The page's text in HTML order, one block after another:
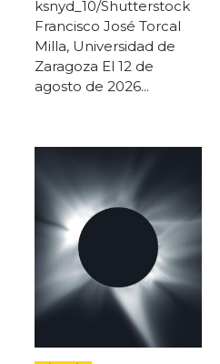
ksnyd_10/Shutterstock
Francisco José Torcal
Milla, Universidad de
Zaragoza El 12 de
agosto de 2026...